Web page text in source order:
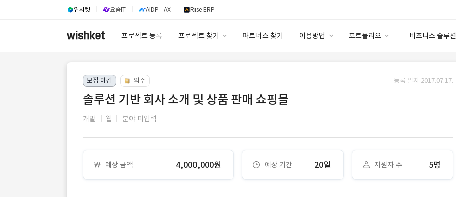
위시켓 요즘IT AIDP - AX Rise ERP
프로젝트 등록 프로젝트 찾기 파트너스 찾기 이용방법 포트폴리오 비즈니스 솔루션
안심 코드 케어
모집 마감 외주 등록 일자 2017.07.17.
솔루션 기반 회사 소개 및 상품 판매 쇼핑몰
개발 웹 분야 미입력
예상 금액 4,000,000원 예상 기간 20일 지원자 수 5명